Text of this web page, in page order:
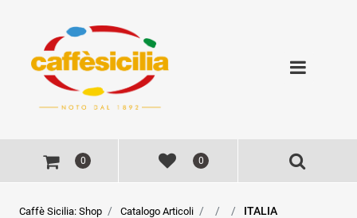
0 0
Caffè Sicilia: Shop Catalogo Articoli ITALIA